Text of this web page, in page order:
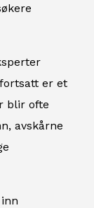
er et
blir ofte
avskårne